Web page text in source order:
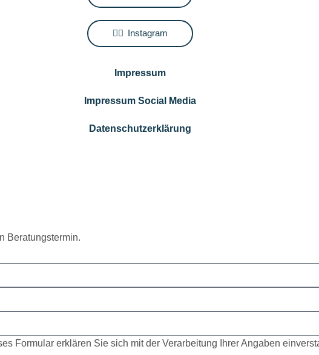
Instagram
Impressum
Impressum Social Media
Datenschutzerklärung
Beratungstermin.
Formular erklären Sie sich mit der Verarbeitung Ihrer Angaben